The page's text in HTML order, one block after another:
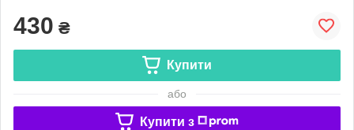
430 ₴
Купити
або
Купити з